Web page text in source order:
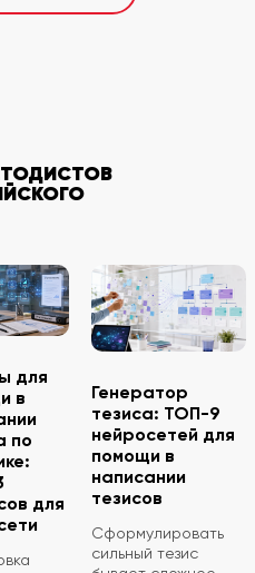
для
в
по
для
Генератор
тезиса: ТОП-9
нейросетей для
помощи в
написании
тезисов
Сформулировать
сильный тезис